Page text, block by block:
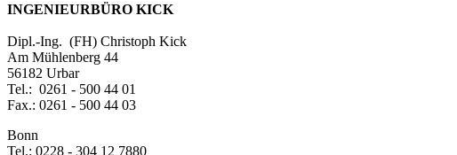
INGENIEURBÜRO KICK
Dipl.-Ing. (FH) Christoph Kick
Am Mühlenberg 44
56182 Urbar
Tel.: 0261 - 500 44 01
Fax.: 0261 - 500 44 03
Bonn
Tel.: 0228 - 304 12 7880